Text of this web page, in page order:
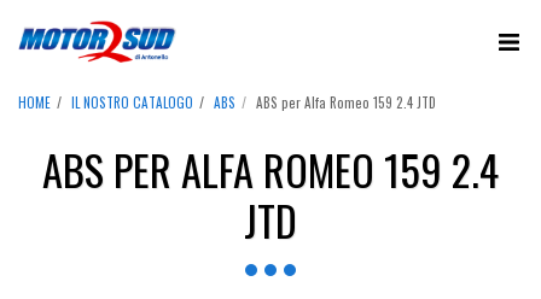
HOME IL NOSTRO CATALOGO ABS ABS per Alfa Romeo 159 2.4 JTD
ABS PER ALFA ROMEO 159 2.4
JTD